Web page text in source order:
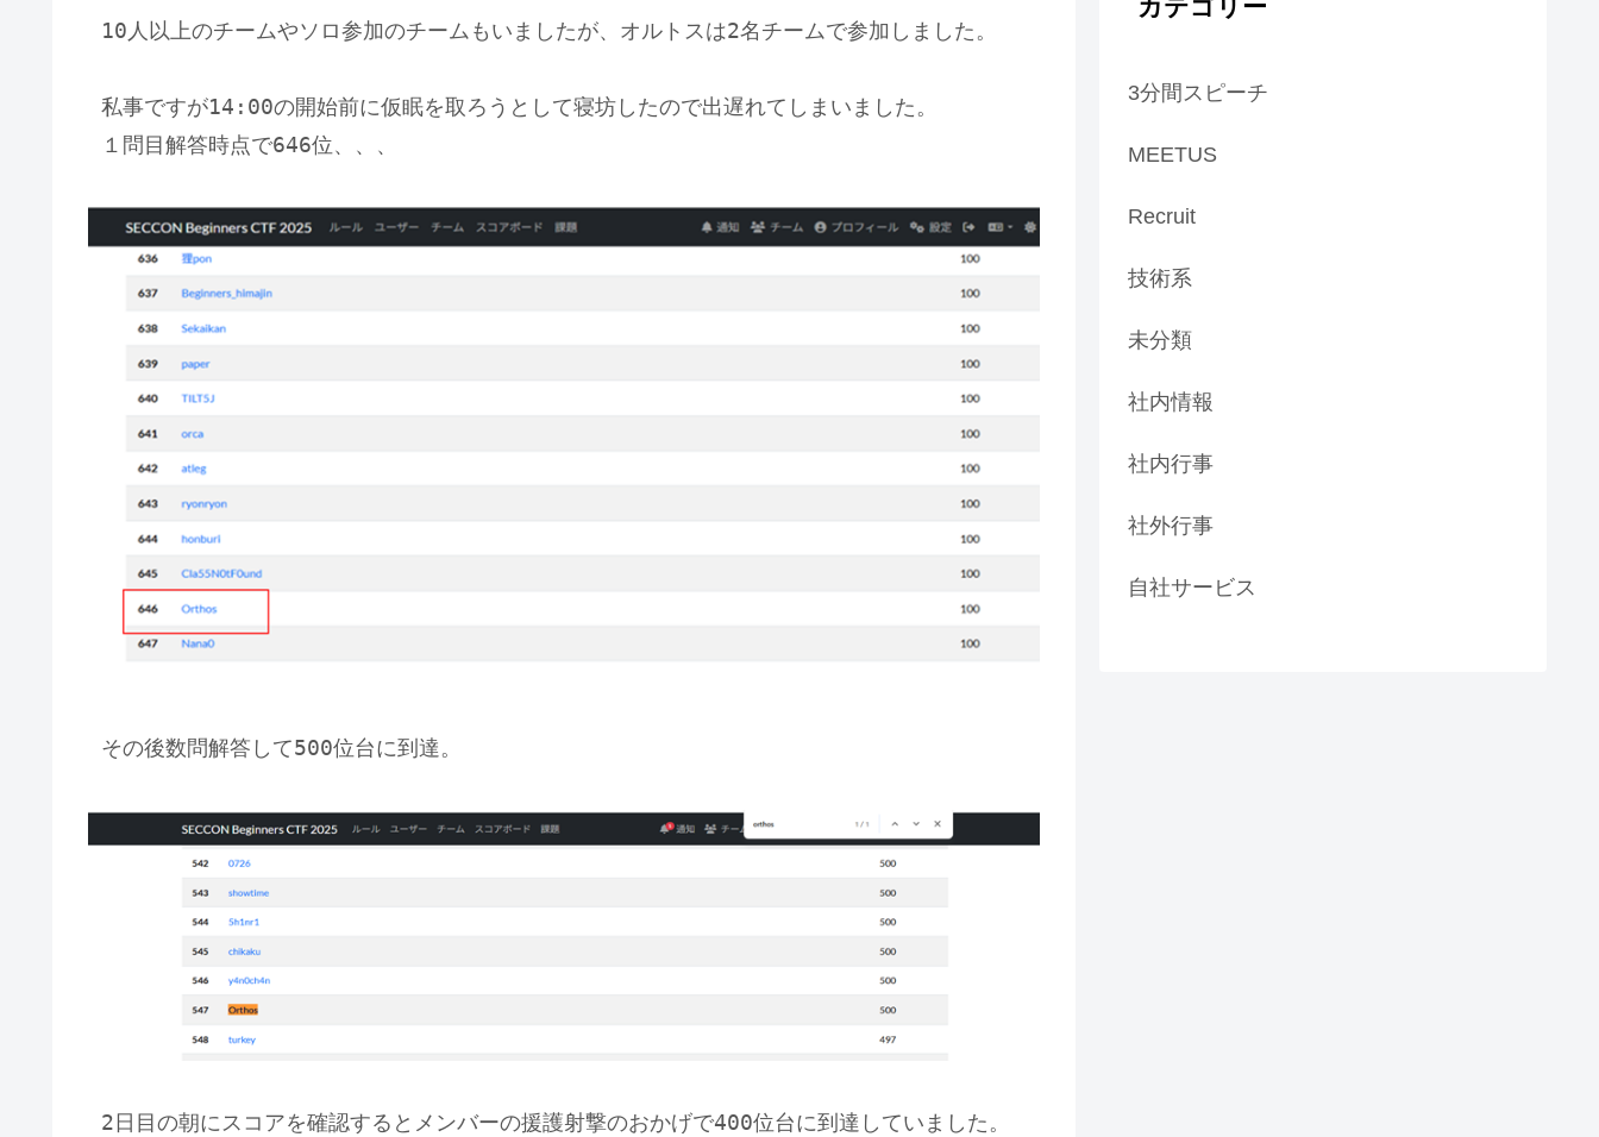
10人以上のチームやソロ参加のチームもいましたが、オルトスは2名チームで参加しました。
私事ですが14:00の開始前に仮眠を取ろうとして寝坊したので出遅れてしまいました。
１問目解答時点で646位、、、
その後数問解答して500位台に到達。
2日目の朝にスコアを確認するとメンバーの援護射撃のおかげで400位台に到達していました。
カテゴリー
3分間スピーチ
MEETUS
Recruit
技術系
未分類
社内情報
社内行事
社外行事
自社サービス